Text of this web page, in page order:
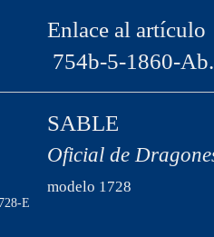
Enlace al artículo
754b-5-1860-
E
SABLE
Oficial de
modelo 1728